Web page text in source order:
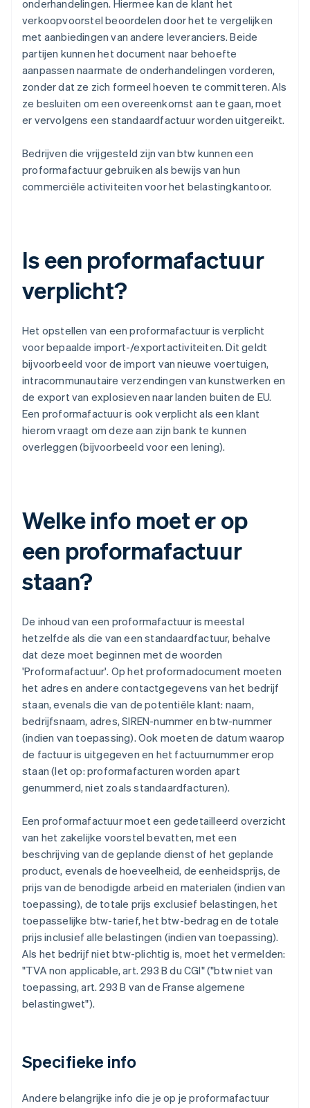
onderhandelingen. Hiermee kan de klant het
verkoopvoorstel beoordelen door het te vergelijken
met aanbiedingen van andere leveranciers. Beide
partijen kunnen het document naar behoefte
aanpassen naarmate de onderhandelingen vorderen,
zonder dat ze zich formeel hoeven te committeren. Als
ze besluiten om een overeenkomst aan te gaan, moet
er vervolgens een standaardfactuur worden uitgereikt.
Bedrijven die vrijgesteld zijn van btw kunnen een
proformafactuur gebruiken als bewijs van hun
commerciële activiteiten voor het belastingkantoor.
Is een proformafactuur
verplicht?
Het opstellen van een proformafactuur is verplicht
voor bepaalde import-/exportactiviteiten. Dit geldt
bijvoorbeeld voor de import van nieuwe voertuigen,
intracommunautaire verzendingen van kunstwerken en
de export van explosieven naar landen buiten de EU.
Een proformafactuur is ook verplicht als een klant
hierom vraagt om deze aan zijn bank te kunnen
overleggen (bijvoorbeeld voor een lening).
Welke info moet er op
een proformafactuur
staan?
De inhoud van een proformafactuur is meestal
hetzelfde als die van een standaardfactuur, behalve
dat deze moet beginnen met de woorden
'Proformafactuur'. Op het proformadocument moeten
het adres en andere contactgegevens van het bedrijf
staan, evenals die van de potentiële klant: naam,
bedrijfsnaam, adres, SIREN-nummer en btw-nummer
(indien van toepassing). Ook moeten de datum waarop
de factuur is uitgegeven en het factuurnummer erop
staan (let op: proformafacturen worden apart
genummerd, niet zoals standaardfacturen).
Een proformafactuur moet een gedetailleerd overzicht
van het zakelijke voorstel bevatten, met een
beschrijving van de geplande dienst of het geplande
product, evenals de hoeveelheid, de eenheidsprijs, de
prijs van de benodigde arbeid en materialen (indien van
toepassing), de totale prijs exclusief belastingen, het
toepasselijke btw-tarief, het btw-bedrag en de totale
prijs inclusief alle belastingen (indien van toepassing).
Als het bedrijf niet btw-plichtig is, moet het vermelden:
"TVA non applicable, art. 293 B du CGI" ("btw niet van
toepassing, art. 293 B van de Franse algemene
belastingwet").
Specifieke info
Andere belangrijke info die je op je proformafactuur